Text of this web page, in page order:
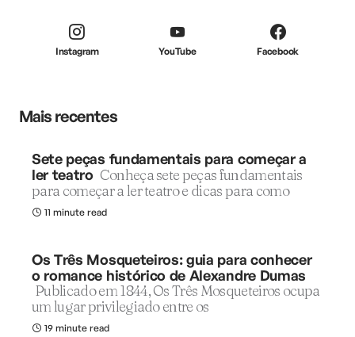
Instagram YouTube Facebook
Mais recentes
Sete peças fundamentais para começar a
ler teatro Conheça sete peças fundamentais
para começar a ler teatro e dicas para como
11 minute read
Os Três Mosqueteiros: guia para conhecer
o romance histórico de Alexandre Dumas
Publicado em 1844, Os Três Mosqueteiros ocupa
um lugar privilegiado entre os
19 minute read